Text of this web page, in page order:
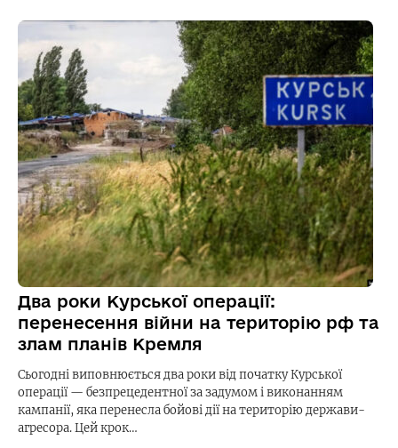
Два роки Курської операції:
перенесення війни на територію рф та
злам планів Кремля
Сьогодні виповнюється два роки від початку Курської
операції — безпрецедентної за задумом і виконанням
кампанії, яка перенесла бойові дії на територію держави-
агресора. Цей крок…